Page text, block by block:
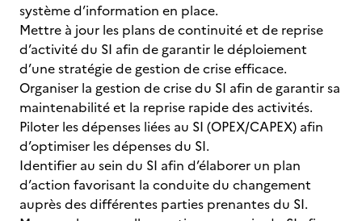
système d’information en place.
Mettre à jour les plans de continuité et de reprise
d’activité du SI afin de garantir le déploiement
d’une stratégie de gestion de crise efficace.
Organiser la gestion de crise du SI afin de garantir sa
maintenabilité et la reprise rapide des activités.
Piloter les dépenses liées au SI (OPEX/CAPEX) afin
d’optimiser les dépenses du SI.
Identifier au sein du SI afin d’élaborer un plan
d’action favorisant la conduite du changement
auprès des différentes parties prenantes du SI.